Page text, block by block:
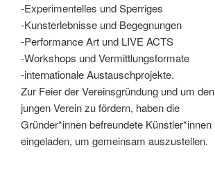
-Experimentelles und Sperriges
-Kunsterlebnisse und Begegnungen
-Performance Art und LIVE ACTS
-Workshops und Vermittlungsformate
-internationale Austauschprojekte.
Zur Feier der Vereinsgründung und um den
jungen Verein zu fördern, haben die
Gründer*innen befreundete Künstler*innen
eingeladen, um gemeinsam auszustellen.